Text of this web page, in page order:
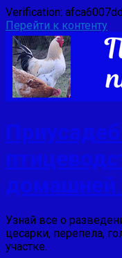
Verification:
Перейти к контенту
домашней
Узнай все о
цесарки, перепела,
участке.